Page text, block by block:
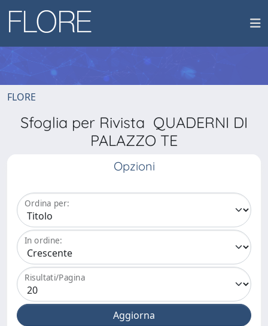
FLORE
Sfoglia per Rivista QUADERNI DI
PALAZZO TE
Opzioni
Ordina per:
In ordine:
Risultati/Pagina